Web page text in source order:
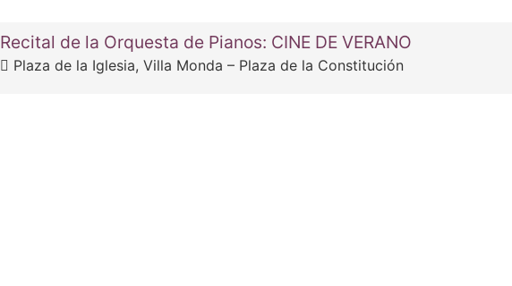
Recital de la Orquesta de Pianos: CINE DE VERANO
Plaza de la Iglesia, Villa Monda – Plaza de la Constitución